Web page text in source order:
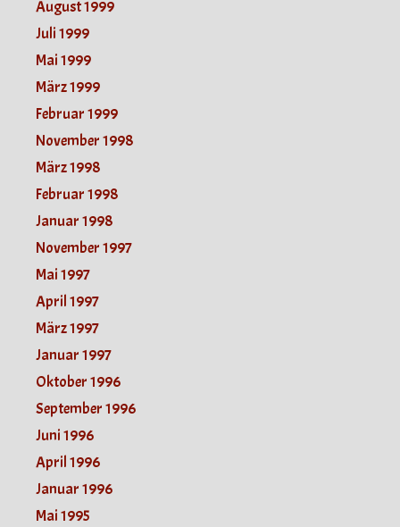
August 1999
Juli 1999
Mai 1999
März 1999
Februar 1999
November 1998
März 1998
Februar 1998
Januar 1998
November 1997
Mai 1997
April 1997
März 1997
Januar 1997
Oktober 1996
September 1996
Juni 1996
April 1996
Januar 1996
Mai 1995